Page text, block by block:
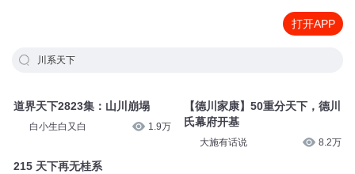
打开APP
川系天下
道界天下2823集：山川崩塌
白小生白又白 1.9万
215 天下再无桂系
【德川家康】50重分天下，德川
氏幕府开基
大施有话说 8.2万